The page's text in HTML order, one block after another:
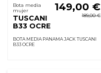
Bota media
mujer
TUSCANI
B33 OCRE
149,00 €
189,00 €
BOTA MEDIA PANAMA JACK TUSCANI
B33 OCRE